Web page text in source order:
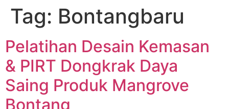
Tag: Bontangbaru
Pelatihan Desain Kemasan
& PIRT Dongkrak Daya
Saing Produk Mangrove
Bontang